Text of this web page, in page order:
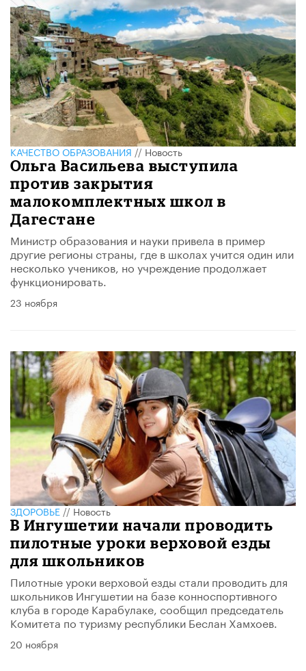
КАЧЕСТВО ОБРАЗОВАНИЯ//Новость
Ольга Васильева выступила
против закрытия
малокомплектных школ в
Дагестане
Министр образования и науки привела в пример
другие регионы страны, где в школах учится один или
несколько учеников, но учреждение продолжает
функционировать.
23 ноября
ЗДОРОВЬЕ//Новость
В Ингушетии начали проводить
пилотные уроки верховой езды
для школьников
Пилотные уроки верховой езды стали проводить для
школьников Ингушетии на базе конноспортивного
клуба в городе Карабулаке, сообщил председатель
Комитета по туризму республики Беслан Хамхоев.
20 ноября